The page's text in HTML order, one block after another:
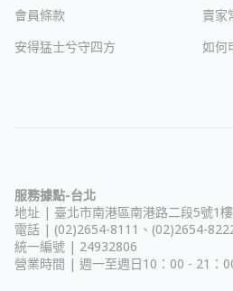
會員條款
安得猛士兮守四方
賣家
如何
服務據點-台北
地址 | 臺北市南港區南港路二段5號1樓
電話 | (02)2654-8111、(02)2654-
統一編號 | 24932806
營業時間 | 週一至週日10：00 - 21：